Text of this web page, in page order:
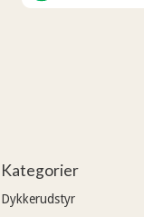
Kategorier
Dykkerudstyr